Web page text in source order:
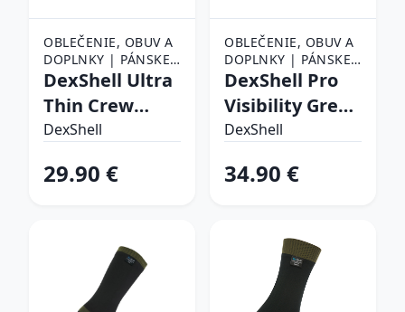
OBLEČENIE, OBUV A
DOPLNKY | PÁNSKE
OBLEČENIE |
DexShell Ultra
Thin Crew
Navy-Lime - S
DexShell
29.90 €
OBLEČENIE, OBUV A
DOPLNKY | PÁNSKE
OBLEČENIE |
DexShell Pro
Visibility Grey
Stripe - S (36-
DexShell
34.90 €